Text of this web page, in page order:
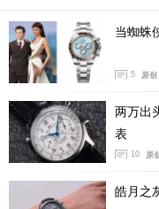
作为50周年纪念款，
及“1976 – 2026”字样
动储。
当蜘蛛
5 原创
两万出
表
10 原创
皓月之